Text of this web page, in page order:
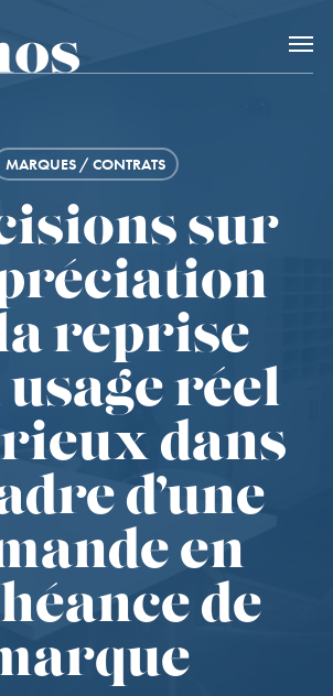
Accès rapide
MARQUES / CONTRATS
sur
reprise
usage réel
dans
d’une
en
de